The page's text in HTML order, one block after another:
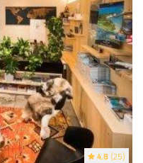
4.8 (25)